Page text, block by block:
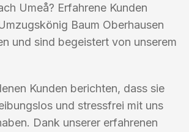
Umeå? Erfahrene Kunden
Baum Oberhausen
und sind begeistert von unserem
Kunden berichten, dass sie
und stressfrei mit uns
Dank unserer erfahrenen